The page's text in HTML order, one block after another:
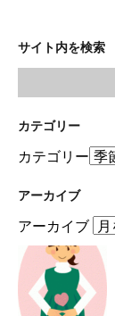
サイト内を検索
カテゴリー
カテゴリー
アーカイブ
アーカイブ